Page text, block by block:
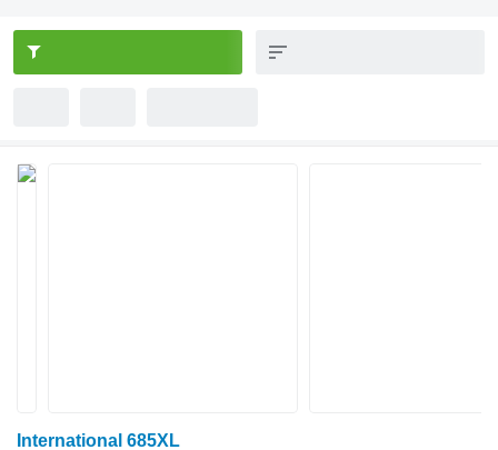
International 685XL